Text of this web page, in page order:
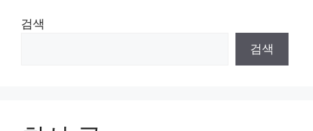
검색
검색